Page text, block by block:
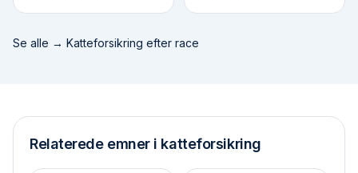
Se alle → Katteforsikring efter race
Relaterede emner i katteforsikring